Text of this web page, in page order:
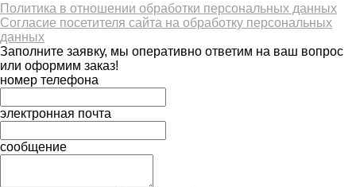
Политика в отношении обработки персональных данных
Согласие посетителя сайта на обработку персональных
данных
Заполните заявку, мы оперативно ответим на ваш вопрос
или оформим заказ!
номер телефона
электронная почта
сообщение